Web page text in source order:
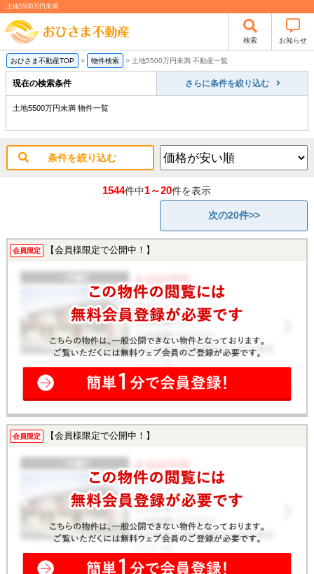
土地5500万円未満
検索 お知らせ
おひさま不動産TOP > 物件検索 > 土地5500万円未満 不動産一覧
現在の検索条件 さらに条件を絞り込む
土地5500万円未満 物件一覧
条件を絞り込む
1544件中1～20件を表示
次の20件>>
会員限定 【会員様限定で公開中！】
会員限定 【会員様限定で公開中！】